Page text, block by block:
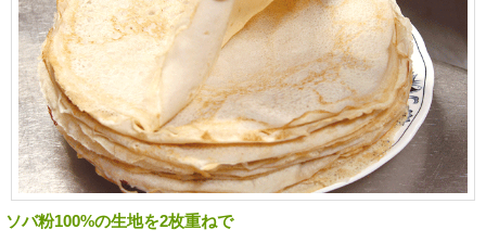
ソバ粉100%の生地を2枚重ねで